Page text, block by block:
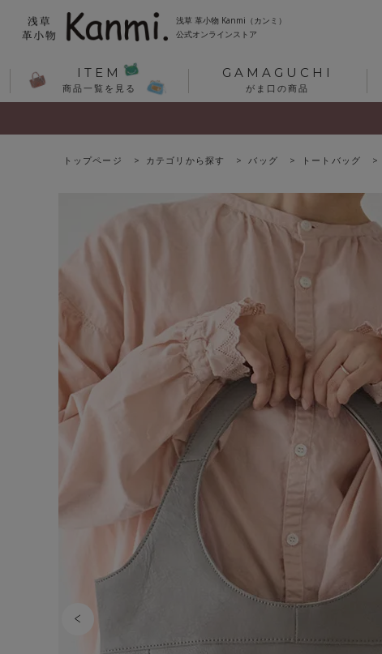
浅草 革小物 Kanmi（カンミ）
公式オンラインストア
ITEM
商品一覧を見る
GAMAGUCHI
がま口の商品
トップページ カテゴリから探す バッグ トートバッグ